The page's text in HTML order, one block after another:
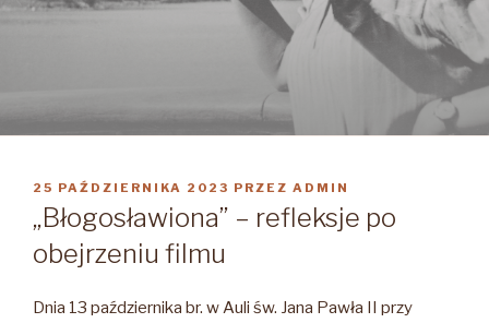
OPUBLIKOWANE
W
25 PAŹDZIERNIKA 2023 PRZEZ ADMIN
„Błogosławiona” – refleksje po
obejrzeniu filmu
Dnia 13 października br. w Auli św. Jana Pawła II przy